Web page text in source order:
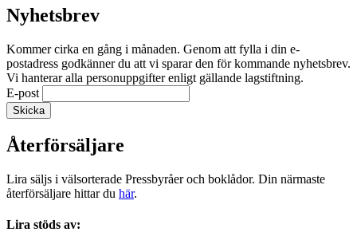
Nyhetsbrev
Kommer cirka en gång i månaden. Genom att fylla i din e-
postadress godkänner du att vi sparar den för kommande nyhetsbrev.
Vi hanterar alla personuppgifter enligt gällande lagstiftning.
E-post
Återförsäljare
Lira säljs i välsorterade Pressbyråer och boklådor. Din närmaste
återförsäljare hittar du här.
Lira stöds av: